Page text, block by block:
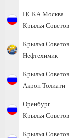
ЦСКА Москва
Крылья Советов
Крылья Советов
Нефтехимик
Крылья Советов
Акрон Толиати
Оренбург
Крылья Советов
Крылья Советов